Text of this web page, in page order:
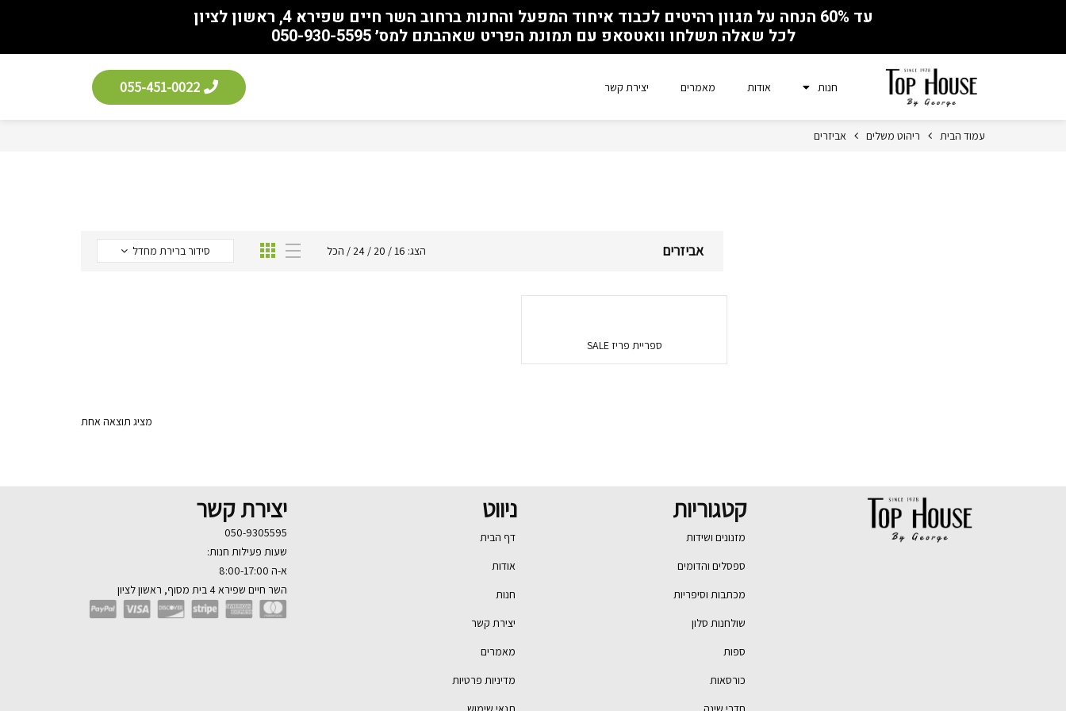
עד 60% הנחה על מגוון רהיטים לכבוד איחוד המפעל והחנות ברחוב השר חיים שפירא 4, ראשון לציון
לכל שאלה תשלחו וואטסאפ עם תמונת הפריט שאהבתם למס׳ 050-930-5595
חנות אודות מאמרים יצירת קשר 055-451-0022
עמוד הבית ריהוט משלים אביזרים
אביזרים הצג: 16
/
20
/
24
/ הכל סידור ברירת מחדל
ספריית פריז SALE
מציג תוצאה אחת
קטגוריות
מזנונים ושידות
ספסלים והדומים
מכתבות וסיפריות
שולחנות סלון
ספות
כורסאות
ניווט
דף הבית
אודות
חנות
יצירת קשר
מאמרים
מדיניות פרטיות
יצירת קשר
050-9305595
שעות פעילות חנות:
א-ה 8:00-17:00
השר חיים שפירא 4 בית מסוף, ראשון לציון